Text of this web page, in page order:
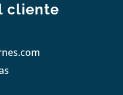
cliente